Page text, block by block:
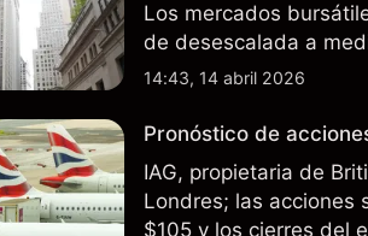
Los mercados
de desescalada a
14:43, 14 abril 2026
Pronóstico de
IAG, propietaria de
Londres; las acciones
$105 y los cierres del